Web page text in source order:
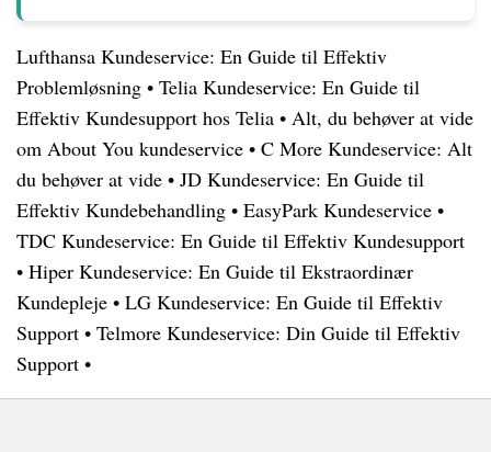
Lufthansa Kundeservice: En Guide til Effektiv
Problemløsning • Telia Kundeservice: En Guide til
Effektiv Kundesupport hos Telia • Alt, du behøver at vide
om About You kundeservice • C More Kundeservice: Alt
du behøver at vide • JD Kundeservice: En Guide til
Effektiv Kundebehandling • EasyPark Kundeservice •
TDC Kundeservice: En Guide til Effektiv Kundesupport
• Hiper Kundeservice: En Guide til Ekstraordinær
Kundepleje • LG Kundeservice: En Guide til Effektiv
Support • Telmore Kundeservice: Din Guide til Effektiv
Support •